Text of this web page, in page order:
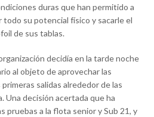
duras que han permitido a
su potencial físico y sacarle el
de sus tablas.
decidía en la tarde noche
al objeto de aprovechar las
salidas alrededor de las
Una decisión acertada que ha
pruebas a la flota senior y Sub 21, y